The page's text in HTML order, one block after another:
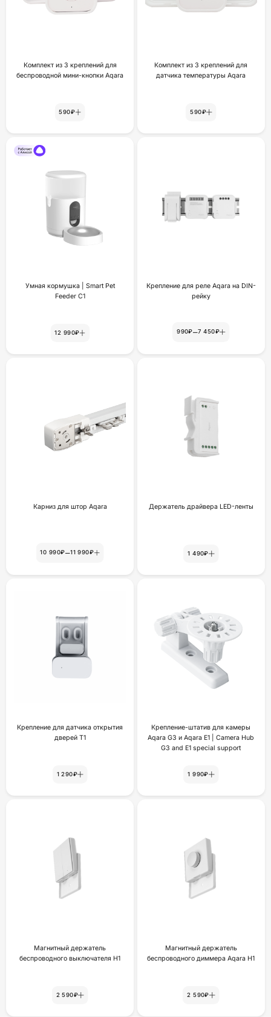
Комплект из 3 креплений для
беспроводной мини-кнопки Aqara
590₽
Комплект из 3 креплений для
датчика температуры Aqara
590₽
Умная кормушка | Smart Pet
Feeder C1
12 990₽
Крепление для реле Aqara на DIN-
рейку
990₽–7 450₽
Карниз для штор Aqara
10 990₽–11 990₽
Держатель драйвера LED-ленты
1 490₽
Крепление для датчика открытия
дверей Т1
1 290₽
Крепление-штатив для камеры
Aqara G3 и Aqara E1 | Camera Hub
G3 and E1 special support
1 990₽
Магнитный держатель
беспроводного выключателя H1
2 590₽
Магнитный держатель
беспроводного диммера Aqara H1
2 590₽